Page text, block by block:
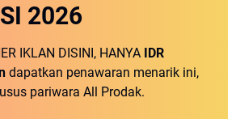
2026
IKLAN DISINI, HANYA IDR
dapatkan penawaran menarik ini,
pariwara All Prodak.